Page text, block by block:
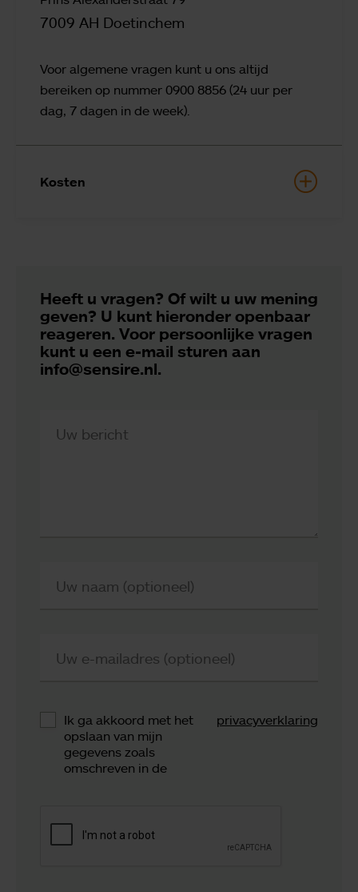
7009 AH Doetinchem
Voor algemene vragen kunt u ons altijd
bereiken op nummer 0900 8856 (24 uur per
dag, 7 dagen in de week).
Kosten
Heeft u vragen? Of wilt u uw mening
geven? U kunt hieronder openbaar
reageren. Voor persoonlijke vragen
kunt u een e-mail sturen aan
info@sensire.nl.
Uw bericht
Uw naam (optioneel)
Uw e-mailadres (optioneel)
Ik ga akkoord met het
opslaan van mijn
gegevens zoals
omschreven in de
privacyverklaring